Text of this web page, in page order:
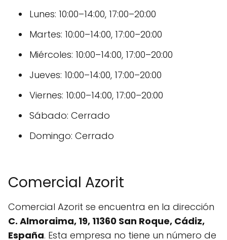
Lunes: 10:00–14:00, 17:00–20:00
Martes: 10:00–14:00, 17:00–20:00
Miércoles: 10:00–14:00, 17:00–20:00
Jueves: 10:00–14:00, 17:00–20:00
Viernes: 10:00–14:00, 17:00–20:00
Sábado: Cerrado
Domingo: Cerrado
Comercial Azorit
Comercial Azorit se encuentra en la dirección
C. Almoraima, 19, 11360 San Roque, Cádiz,
España. Esta empresa no tiene un número de